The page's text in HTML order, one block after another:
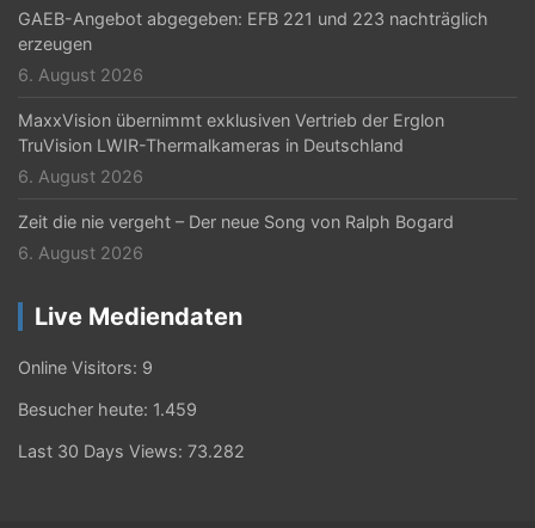
GAEB-Angebot abgegeben: EFB 221 und 223 nachträglich
erzeugen
6. August 2026
MaxxVision übernimmt exklusiven Vertrieb der Erglon
TruVision LWIR-Thermalkameras in Deutschland
6. August 2026
Zeit die nie vergeht – Der neue Song von Ralph Bogard
6. August 2026
Live Mediendaten
Online Visitors: 9
Besucher heute: 1.459
Last 30 Days Views: 73.282